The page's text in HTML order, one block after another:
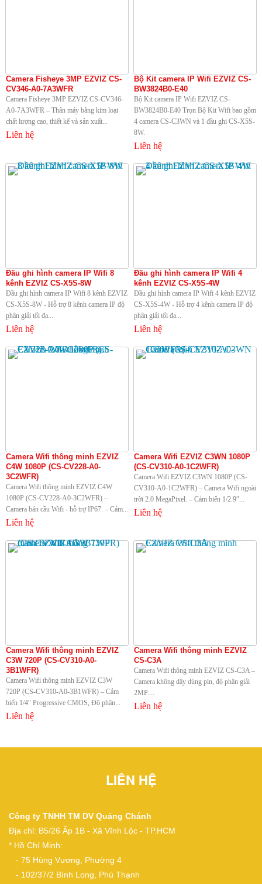
Camera Fisheye 3MP EZVIZ CS-
CV346-A0-7A3WFR
Camera Fisheye 3MP EZVIZ CS-CV346-
A0-7A3WFR – Thân máy bằng kim loại
chất lượng cao, thiết kế và sản xuất...
Liên hệ
Bộ Kit camera IP Wifi EZVIZ CS-
BW3824B0-E40
Bộ Kit camera IP Wifi EZVIZ CS-
BW3824B0-E40 Trọn Bộ Kit Wifi bao gồm
4 camera CS-C3WN và 1 đầu ghi CS-X5S-
8W.
Liên hệ
Đầu ghi hình camera IP Wifi 8
kênh EZVIZ CS-X5S-8W
Đầu ghi hình camera IP Wifi 8 kênh EZVIZ
CS-X5S-8W - Hỗ trợ 8 kênh camera IP độ
phân giải tối đa...
Liên hệ
Đầu ghi hình camera IP Wifi 4
kênh EZVIZ CS-X5S-4W
Đầu ghi hình camera IP Wifi 4 kênh EZVIZ
CS-X5S-4W - Hỗ trợ 4 kênh camera IP độ
phân giải tối đa...
Liên hệ
Camera Wifi thông minh EZVIZ
C4W 1080P (CS-CV228-A0-
3C2WFR)
Camera Wifi thông minh EZVIZ C4W
1080P (CS-CV228-A0-3C2WFR) –
Camera bán cầu Wifi - hỗ trợ IP67. – Cảm...
Liên hệ
Camera Wifi EZVIZ C3WN 1080P
(CS-CV310-A0-1C2WFR)
Camera Wifi EZVIZ C3WN 1080P (CS-
CV310-A0-1C2WFR) – Camera Wifi ngoài
trời 2.0 MegaPixel. – Cảm biến 1/2.9″...
Liên hệ
Camera Wifi thông minh EZVIZ
C3W 720P (CS-CV310-A0-
3B1WFR)
Camera Wifi thông minh EZVIZ C3W
720P (CS-CV310-A0-3B1WFR) – Cảm
biến 1/4″ Progressive CMOS, Độ phân...
Liên hệ
Camera Wifi thông minh EZVIZ
CS-C3A
Camera Wifi thông minh EZVIZ CS-C3A –
Camera không dây dùng pin, độ phân giải
2MP....
Liên hệ
LIÊN HỆ
Công ty TNHH TM DV Quảng Chánh
Địa chỉ: B5/26 Ấp 1B - Xã Vĩnh Lộc - TP.HCM
* Hồ Chí Minh:
- 75 Hùng Vương, Phường 4
- 102/37/2 Bình Long, Phú Thạnh